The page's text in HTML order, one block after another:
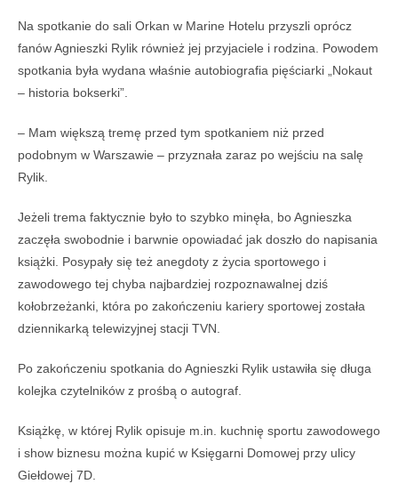
Na spotkanie do sali Orkan w Marine Hotelu przyszli oprócz
fanów Agnieszki Rylik również jej przyjaciele i rodzina. Powodem
spotkania była wydana właśnie autobiografia pięściarki „Nokaut
– historia bokserki”.
– Mam większą tremę przed tym spotkaniem niż przed
podobnym w Warszawie – przyznała zaraz po wejściu na salę
Rylik.
Jeżeli trema faktycznie było to szybko minęła, bo Agnieszka
zaczęła swobodnie i barwnie opowiadać jak doszło do napisania
książki. Posypały się też anegdoty z życia sportowego i
zawodowego tej chyba najbardziej rozpoznawalnej dziś
kołobrzeżanki, która po zakończeniu kariery sportowej została
dziennikarką telewizyjnej stacji TVN.
Po zakończeniu spotkania do Agnieszki Rylik ustawiła się długa
kolejka czytelników z prośbą o autograf.
Książkę, w której Rylik opisuje m.in. kuchnię sportu zawodowego
i show biznesu można kupić w Księgarni Domowej przy ulicy
Giełdowej 7D.